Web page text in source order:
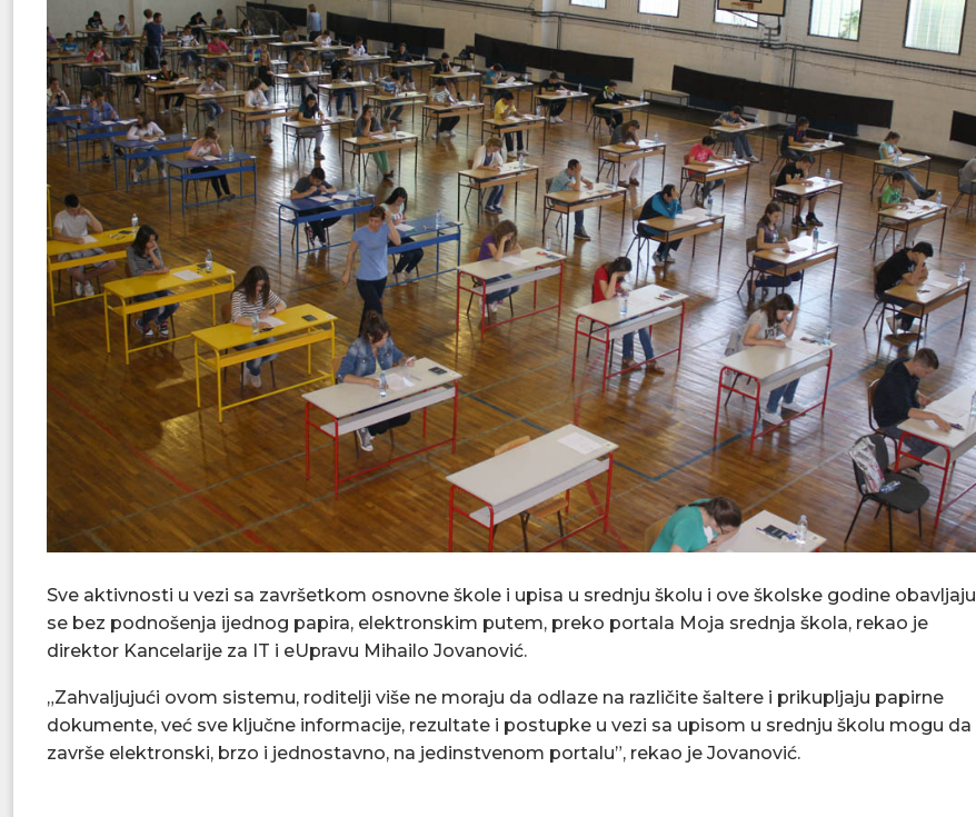
Sve aktivnosti u vezi sa završetkom osnovne škole i upisa u srednju školu i ove školske godine obavljaju
se bez podnošenja ijednog papira, elektronskim putem, preko portala Moja srednja škola, rekao je
direktor Kancelarije za IT i eUpravu Mihailo Jovanović.
„Zahvaljujući ovom sistemu, roditelji više ne moraju da odlaze na različite šaltere i prikupljaju papirne
dokumente, već sve ključne informacije, rezultate i postupke u vezi sa upisom u srednju školu mogu da
završe elektronski, brzo i jednostavno, na jedinstvenom portalu”, rekao je Jovanović.